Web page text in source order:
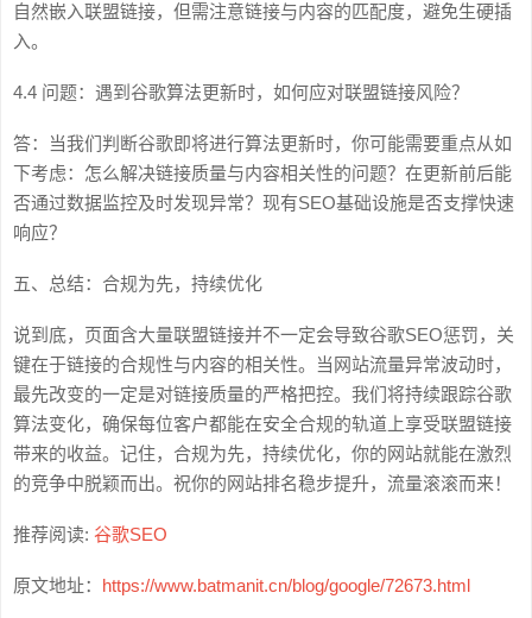
自然嵌入联盟链接，但需注意链接与内容的匹配度，避免生硬插
入。
4.4 问题：遇到谷歌算法更新时，如何应对联盟链接风险？
答：当我们判断谷歌即将进行算法更新时，你可能需要重点从如
下考虑：怎么解决链接质量与内容相关性的问题？在更新前后能
否通过数据监控及时发现异常？现有SEO基础设施是否支撑快速
响应？
五、总结：合规为先，持续优化
说到底，页面含大量联盟链接并不一定会导致谷歌SEO惩罚，关
键在于链接的合规性与内容的相关性。当网站流量异常波动时，
最先改变的一定是对链接质量的严格把控。我们将持续跟踪谷歌
算法变化，确保每位客户都能在安全合规的轨道上享受联盟链接
带来的收益。记住，合规为先，持续优化，你的网站就能在激烈
的竞争中脱颖而出。祝你的网站排名稳步提升，流量滚滚而来！
推荐阅读: 谷歌SEO
原文地址： https://www.batmanit.cn/blog/google/72673.html